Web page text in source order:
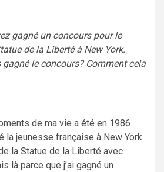
gagné un concours pour le
de la Liberté à New York.
le concours? Comment cela
de ma vie a été en 1986
la jeunesse française à New York
la Statue de la Liberté avec
là parce que j’ai gagné un